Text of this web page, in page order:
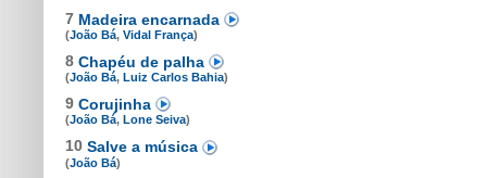
7 Madeira encarnada
(João Bá, Vidal França)
8 Chapéu de palha
(João Bá, Luiz Carlos Bahia)
9 Corujinha
(João Bá, Lone Seiva)
10 Salve a música
(João Bá)